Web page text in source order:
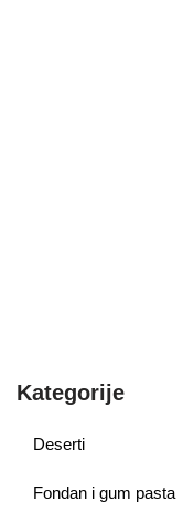
Kategorije
Deserti
Fondan i gum pasta